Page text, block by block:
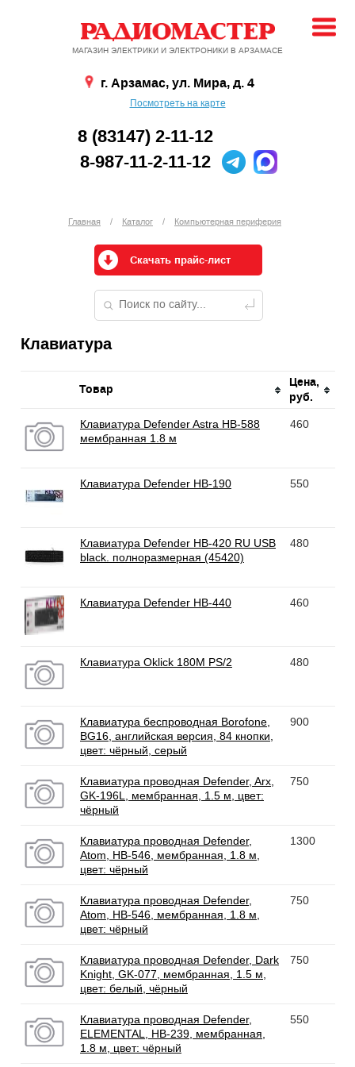
МАГАЗИН ЭЛЕКТРИКИ И ЭЛЕКТРОНИКИ В АРЗАМАСЕ
г. Арзамас, ул. Мира, д. 4
Посмотреть на карте
8 (83147) 2-11-12
8-987-11-2-11-12
Главная / Каталог / Компьютерная периферия
Скачать прайс-лист
Клавиатура
Товар
Цена,
руб.
Клавиатура Defender Astra HB-588
мембранная 1.8 м
460
Клавиатура Defender HB-190 550
Клавиатура Defender HB-420 RU USB
black. полноразмерная (45420)
480
Клавиатура Defender HB-440 460
Клавиатура Oklick 180M PS/2 480
Клавиатура беспроводная Borofone,
BG16, английская версия, 84 кнопки,
цвет: чёрный, серый
900
Клавиатура проводная Defender, Arx,
GK-196L, мембранная, 1.5 м, цвет:
чёрный
750
Клавиатура проводная Defender,
Atom, HB-546, мембранная, 1.8 м,
цвет: чёрный
1300
Клавиатура проводная Defender,
Atom, HB-546, мембранная, 1.8 м,
цвет: чёрный
750
Клавиатура проводная Defender, Dark
Knight, GK-077, мембранная, 1.5 м,
цвет: белый, чёрный
750
Клавиатура проводная Defender,
ELEMENTAL, HB-239, мембранная,
1.8 м, цвет: чёрный
550